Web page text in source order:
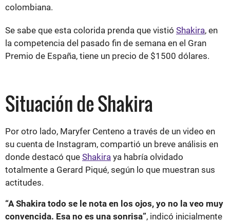
colombiana.
Se sabe que esta colorida prenda que vistió Shakira, en
la competencia del pasado fin de semana en el Gran
Premio de España, tiene un precio de $1500 dólares.
Situación de Shakira
Por otro lado, Maryfer Centeno a través de un video en
su cuenta de Instagram, compartió un breve análisis en
donde destacó que Shakira ya habría olvidado
totalmente a Gerard Piqué, según lo que muestran sus
actitudes.
“A Shakira todo se le nota en los ojos, yo no la veo muy
convencida. Esa no es una sonrisa”, indicó inicialmente